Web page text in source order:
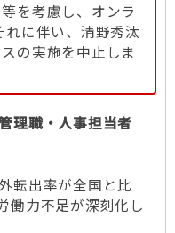
を考慮し、オンラ
に伴い、清野秀汰
の実施を中止しま
理職・人事担当者
転出率が全国と比
働力不足が深刻化し